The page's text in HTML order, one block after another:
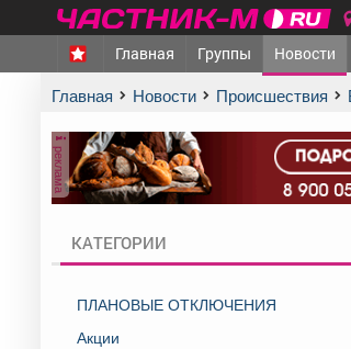
Главная Группы Новости
Главная Новости Происшествия
реклама
КАТЕГОРИИ
ПЛАНОВЫЕ ОТКЛЮЧЕНИЯ
Акции